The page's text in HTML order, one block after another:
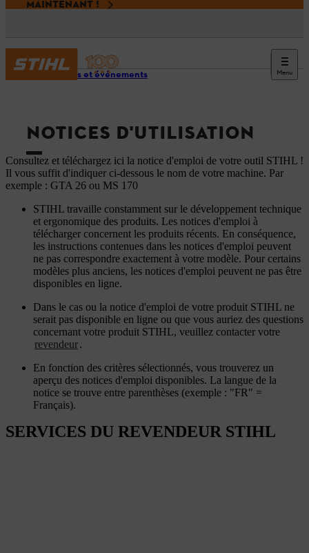
MAINTENANT !
Menu
Services et événements
NOTICES D'UTILISATION
Consultez et téléchargez ici la notice d'emploi de votre outil STIHL !
Il vous suffit d'indiquer ci-dessous le nom de votre machine. Par
exemple : GTA 26 ou MS 170
STIHL travaille constamment sur le développement technique
et ergonomique des produits. Les notices d'emploi à
télécharger concernent les produits récents. En conséquence,
les instructions contenues dans les notices d'emploi peuvent
ne pas correspondre exactement à votre modèle. Pour certains
modèles plus anciens, les notices d'emploi peuvent ne pas être
disponibles en ligne.
Dans le cas ou la notice d'emploi de votre produit STIHL ne
serait pas disponible en ligne ou que vous auriez des questions
concernant votre produit STIHL, veuillez contacter votre
revendeur.
En fonction des critères sélectionnés, vous trouverez un
aperçu des notices d'emploi disponibles. La langue de la
notice se trouve entre parenthèses (exemple : "FR" =
Français).
SERVICES DU REVENDEUR STIHL